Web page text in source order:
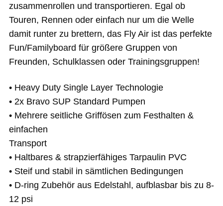
zusammenrollen und transportieren. Egal ob
Touren, Rennen oder einfach nur um die Welle
damit runter zu brettern, das Fly Air ist das perfekte
Fun/Familyboard für größere Gruppen von
Freunden, Schulklassen oder Trainingsgruppen!
• Heavy Duty Single Layer Technologie
• 2x Bravo SUP Standard Pumpen
• Mehrere seitliche Griffösen zum Festhalten &
einfachen
Transport
• Haltbares & strapzierfähiges Tarpaulin PVC
• Steif und stabil in sämtlichen Bedingungen
• D-ring Zubehör aus Edelstahl, aufblasbar bis zu 8-
12 psi